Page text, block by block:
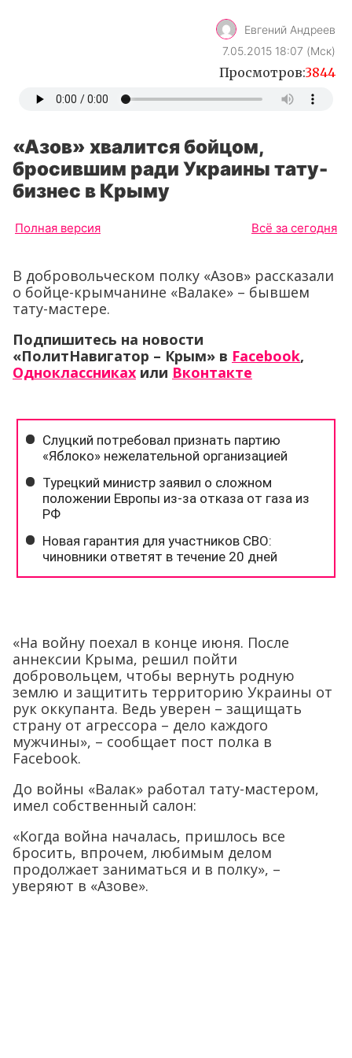
Евгений Андреев
7.05.2015 18:07 (Мск)
Просмотров:3844
«Азов» хвалится бойцом,
бросившим ради Украины тату-
бизнес в Крыму
Полная версия Всё за сегодня
В добровольческом полку «Азов» рассказали
о бойце-крымчанине «Валаке» – бывшем
тату-мастере.
Подпишитесь на новости
«ПолитНавигатор – Крым» в Facebook,
Одноклассниках или Вконтакте
«На войну поехал в конце июня. После
аннексии Крыма, решил пойти
добровольцем, чтобы вернуть родную
землю и защитить территорию Украины от
рук оккупанта. Ведь уверен – защищать
страну от агрессора – дело каждого
мужчины», – сообщает пост полка в
Facebook.
До войны «Валак» работал тату-мастером,
имел собственный салон:
«Когда война началась, пришлось все
бросить, впрочем, любимым делом
продолжает заниматься и в полку», –
уверяют в «Азове».